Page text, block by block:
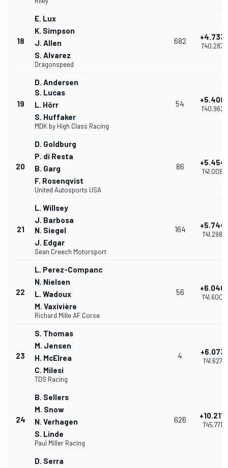
18
E. Lux
K. Simpson
J. Allen
S. Alvarez
Dragonspeed
682 +4.733
1'40.287
19
D. Andersen
S. Lucas
L. Hörr
S. Huffaker
MDK by High Class Racing
54 +5.408
1'40.962
20
D. Goldburg
P. di Resta
B. Garg
F. Rosenqvist
United Autosports USA
86 +5.454
1'41.008
21
L. Willsey
J. Barbosa
N. Siegel
J. Edgar
Sean Creech Motorsport
164 +5.744
1'41.298
22
L. Perez-Companc
N. Nielsen
L. Wadoux
M. Vaxivière
Richard Mille AF Corse
56 +6.046
1'41.600
23
S. Thomas
M. Jensen
H. McElrea
C. Milesi
TDS Racing
4 +6.073
1'41.627
24
B. Sellers
M. Snow
N. Verhagen
S. Linde
Paul Miller Racing
626 +10.217
1'45.771
D. Serra